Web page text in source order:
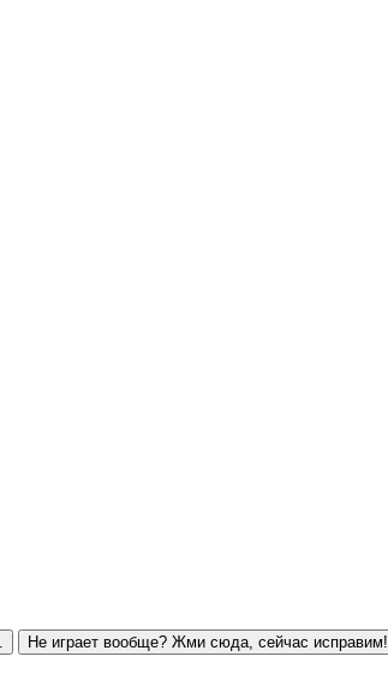
Не играет вообще? Жми сюда, сейчас исправим!